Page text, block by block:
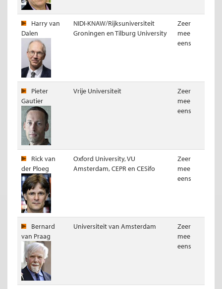
Harry van
Dalen
NIDI-KNAW/Rijksuniversiteit
Groningen en Tilburg University
Zeer
mee
eens
Pieter
Gautier
Vrije Universiteit
Zeer
mee
eens
Rick van
der Ploeg
Oxford University, VU
Amsterdam, CEPR en CESifo
Zeer
mee
eens
Bernard
van Praag
Universiteit van Amsterdam
Zeer
mee
eens